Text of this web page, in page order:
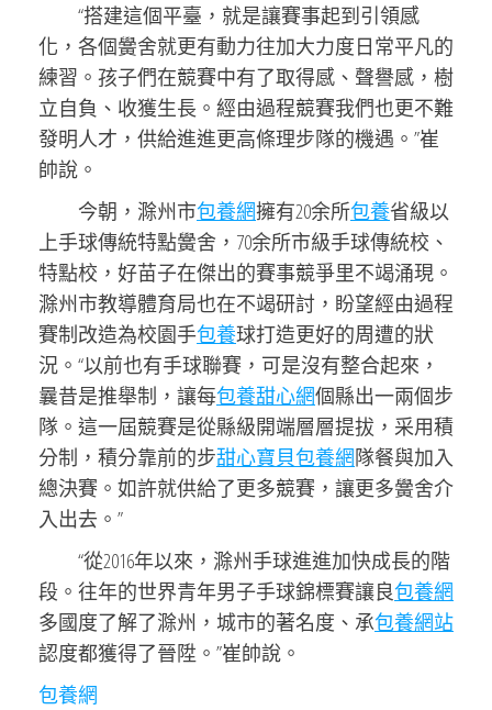
“搭建這個平臺，就是讓賽事起到引領感
化，各個黌舍就更有動力往加大力度日常平凡的
練習。孩子們在競賽中有了取得感、聲譽感，樹
立自負、收獲生長。經由過程競賽我們也更不難
發明人才，供給進進更高條理步隊的機遇。”崔
帥說。
今朝，滁州市包養網擁有20余所包養省級以
上手球傳統特點黌舍，70余所市級手球傳統校、
特點校，好苗子在傑出的賽事競爭里不竭涌現。
滁州市教導體育局也在不竭研討，盼望經由過程
賽制改造為校園手包養球打造更好的周遭的狀
況。“以前也有手球聯賽，可是沒有整合起來，
曩昔是推舉制，讓每包養甜心網個縣出一兩個步
隊。這一屆競賽是從縣級開端層層提拔，采用積
分制，積分靠前的步甜心寶貝包養網隊餐與加入
總決賽。如許就供給了更多競賽，讓更多黌舍介
入出去。”
“從2016年以來，滁州手球進進加快成長的階
段。往年的世界青年男子手球錦標賽讓良包養網
多國度了解了滁州，城市的著名度、承包養網站
認度都獲得了晉陞。”崔帥說。
包養網